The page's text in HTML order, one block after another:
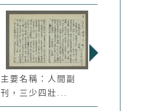
主要名稱：人間副
刊，三少四壯...